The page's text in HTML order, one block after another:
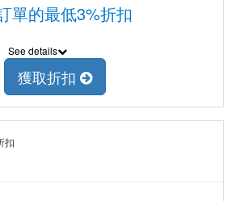
單的最低3%折扣
See details
獲取折扣
扣